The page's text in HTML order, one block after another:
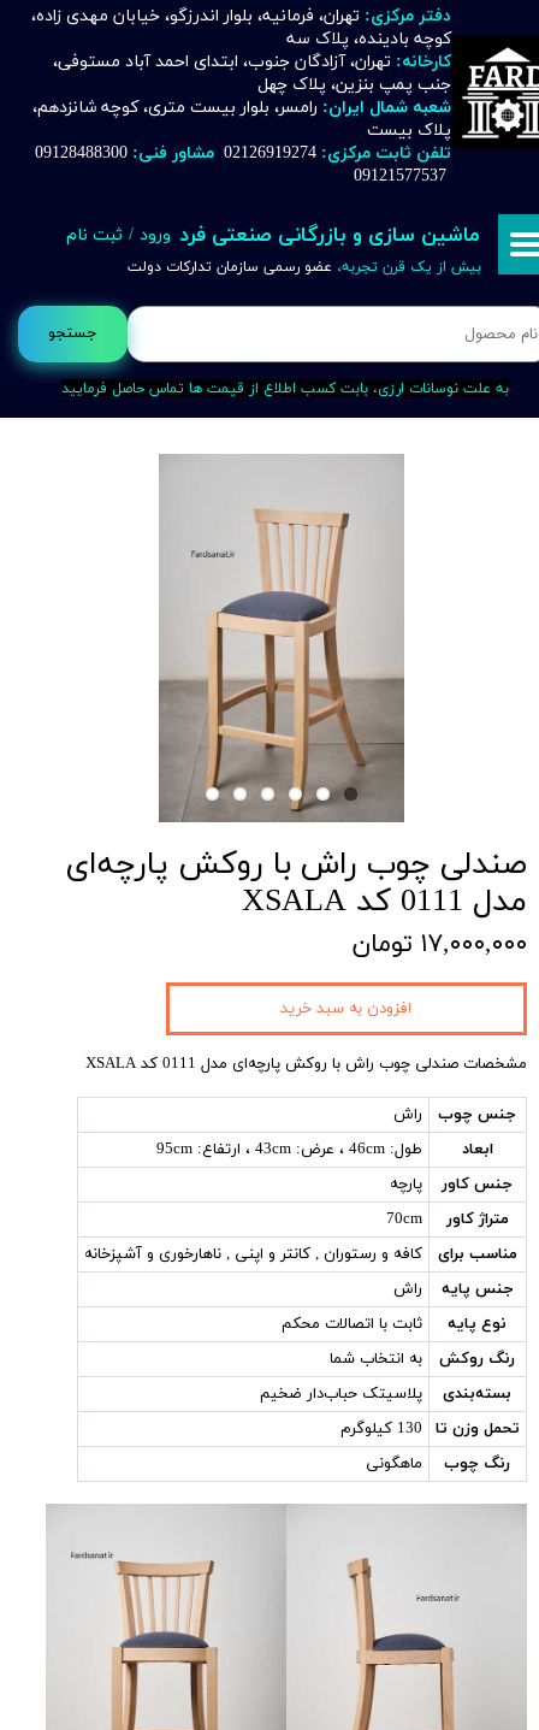
جستجو
دفتر مرکزی: تهران، فرمانیه، بلوار اندرزگو، خیابان مهدی زاده،
کوچه بادینده، پلاک سه
کارخانه: تهران، آزادگان جنوب، ابتدای احمد آباد مستوفی،
جنب پمپ بنزین، پلاک چهل
شعبه شمال ایران: رامسر، بلوار بیست متری، کوچه شانزدهم،
پلاک بیست
تلفن ثابت مرکزی: 02126919274 مشاور فنی:
09121577537
ماشین سازی و بازرگانی صنعتی فرد
بیش از یک قرن تجربه، عضو رسمی سازمان تدارکات دولت
ورود / ثبت نام
حساب کاربری من
تغییر گذر واژه
خروج از حساب کاربری
به علت نوسانات ارزی، بابت کسب اطلاع از قیمت ها تماس حاصل فرمایید
صندلی چوب راش با روکش پارچه‌ای
مدل 0111 کد XSALA
۱۷,۰۰۰,۰۰۰ تومان
مشخصات صندلی چوب راش با روکش پارچه‌ای مدل 0111 کد XSALA
جنس چوب
راش
ابعاد
طول: 46cm ، عرض: 43cm ، ارتفاع: 95cm
جنس کاور
پارچه
متراژ کاور
70cm
مناسب برای
کافه و رستوران , کانتر و اپنی , ناهارخوری و آشپزخانه
جنس پایه
راش
نوع پایه
ثابت با اتصالات محکم
رنگ روکش
به انتخاب شما
بسته‌بندی
پلاسیتک حباب‌دار ضخیم
تحمل وزن تا
130 کیلوگرم
رنگ چوب
ماهگونی
افزودن به سبد خرید